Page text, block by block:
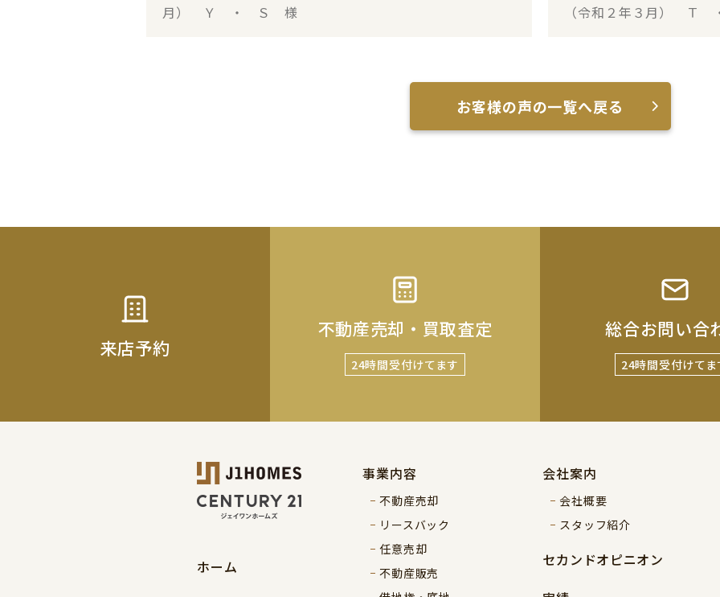
月） Ｙ ・ Ｓ 様
（令和２年３月）
お客様の声の一覧へ戻る
来店予約
不動産売却・買取査定
24時間受付けてます
総合お問い合
24時間受付けてま
ホーム
事業内容
不動産売却
リースバック
任意売却
不動産販売
会社案内
会社概要
スタッフ紹介
セカンドオピニオン